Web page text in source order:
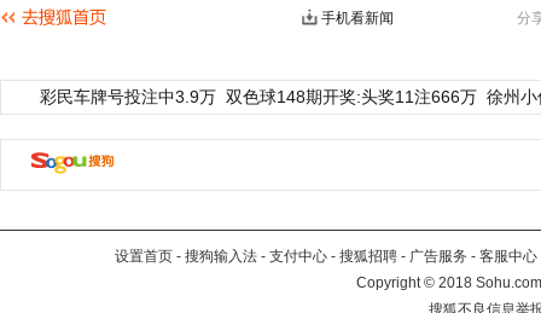
分
手机看新闻
彩民车牌号投注中3.9万 双色球148期开奖:头奖11注666万 徐州
设置首页 - 搜狗输入法 - 支付中心 - 搜狐招聘 - 广告服务 - 客服中心
Copyright©2018
搜狐不良信息举